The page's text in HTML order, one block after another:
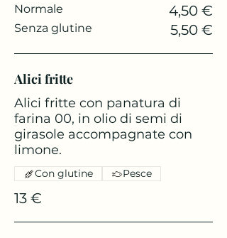
Normale 4,50 €
Senza glutine 5,50 €
Alici fritte
Alici fritte con panatura di
farina 00, in olio di semi di
girasole accompagnate con
limone.
13 €
Con glutine Pesce